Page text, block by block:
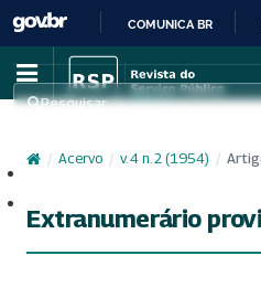
IR
COMUNICA BR
Pesquisar
/ Acervo / v. 4 n. 2 (1954) /
Extranumerário